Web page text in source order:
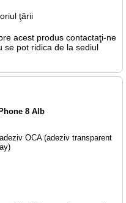
ţării
acest produs contactaţi-ne
se pot ridica de la sediul
8 Alb
OCA (adeziv transparent